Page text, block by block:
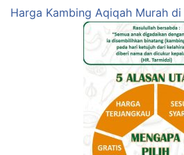
Harga Kambing Aqiqah Murah